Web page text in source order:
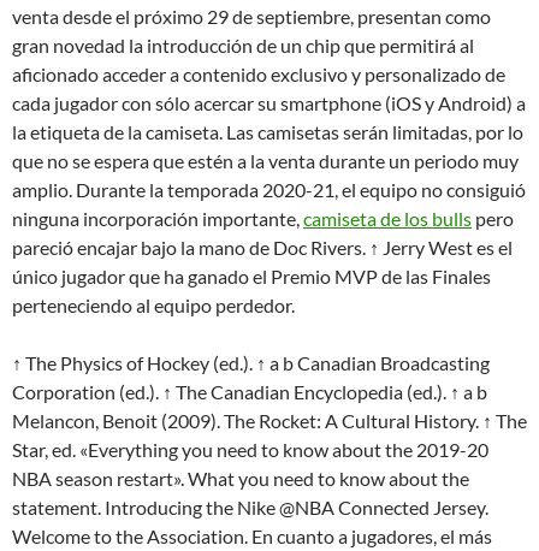
venta desde el próximo 29 de septiembre, presentan como
gran novedad la introducción de un chip que permitirá al
aficionado acceder a contenido exclusivo y personalizado de
cada jugador con sólo acercar su smartphone (iOS y Android) a
la etiqueta de la camiseta. Las camisetas serán limitadas, por lo
que no se espera que estén a la venta durante un periodo muy
amplio. Durante la temporada 2020-21, el equipo no consiguió
ninguna incorporación importante,camiseta de los bulls pero
pareció encajar bajo la mano de Doc Rivers. ↑ Jerry West es el
único jugador que ha ganado el Premio MVP de las Finales
perteneciendo al equipo perdedor.
↑ The Physics of Hockey (ed.). ↑ a b Canadian Broadcasting
Corporation (ed.). ↑ The Canadian Encyclopedia (ed.). ↑ a b
Melancon, Benoit (2009). The Rocket: A Cultural History. ↑ The
Star, ed. «Everything you need to know about the 2019-20
NBA season restart». What you need to know about the
statement. Introducing the Nike @NBA Connected Jersey.
Welcome to the Association. En cuanto a jugadores, el más